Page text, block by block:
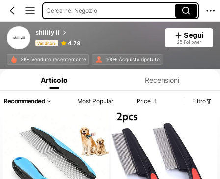
Cerca nel Negozio
shiiiiyiii
Venditore 4.79
Segui
25 Follower
2K+ Venduto recentemente 100+ Acquisto ripetuto
Articolo Recensioni
Recommended Most Popular Price Filtro